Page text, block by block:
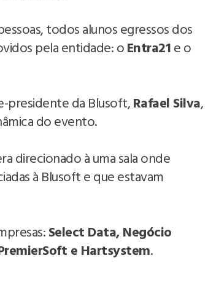
todos alunos egressos dos
pela entidade: oEntra21e o
presidente da Blusoft,Rafael Silva,
do evento.
direcionado à uma sala onde
à Blusoft e que estavam
Select Data, Negócio
e Hartsystem.